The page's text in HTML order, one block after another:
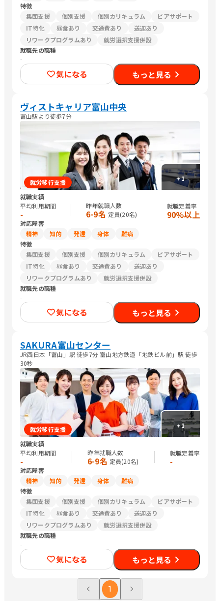
特徴
集団支援
個別支援 個別カリキュラム
ピアサポート
IT特化
昼食あり 交通費あり
送迎あり
リワークプログラムあり
就労選択支援併設
就職先の職種
-
気になる もっと見る
ヴィストキャリア富山中央
富山駅より徒歩7分
+1
就労移行支援
就職実績
平均利用期間
-
昨年就職人数
6-9名 定員(20名)
就職定着率
90%以上
対応障害
精神
知的 発達 身体
難病
特徴
集団支援
個別支援 個別カリキュラム
ピアサポート
IT特化
昼食あり 交通費あり
送迎あり
リワークプログラムあり
就労選択支援併設
就職先の職種
-
気になる もっと見る
SAKURA富山センター
JR西日本「富山」駅 徒歩7分 富山地方鉄道「地鉄ビル前」駅 徒歩
30秒
+1
就労移行支援
就職実績
平均利用期間
-
昨年就職人数
6-9名 定員(20名)
就職定着率
-
対応障害
精神
知的 発達 身体
難病
特徴
集団支援
個別支援 個別カリキュラム
ピアサポート
IT特化
昼食あり 交通費あり
送迎あり
リワークプログラムあり
就労選択支援併設
就職先の職種
-
気になる もっと見る
1